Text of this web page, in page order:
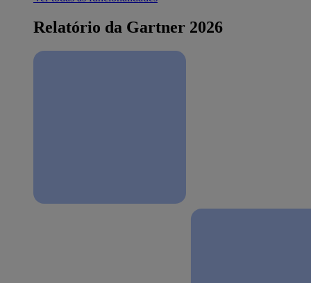
Relatório da Gartner 2026